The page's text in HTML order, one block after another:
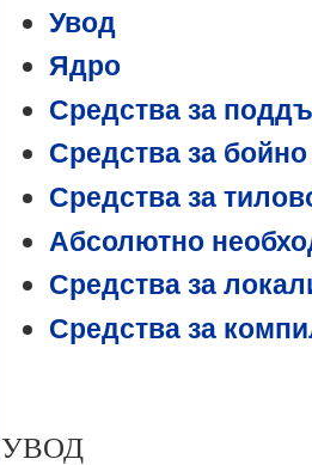
Увод
Ядро
Средства за
Средства за
Средства за
Абсолютно
Средства за
Средства за
УВОД